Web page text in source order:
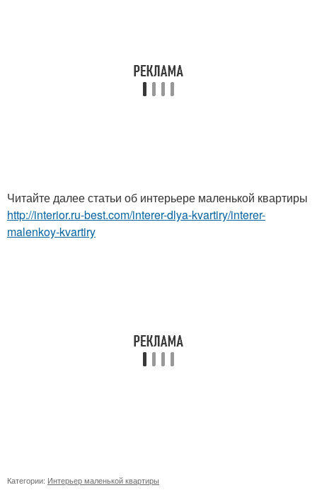
Читайте далее статьи об интерьере маленькой квартиры
http://interior.ru-best.com/interer-dlya-kvartiry/interer-
malenkoy-kvartiry
Категории: Интерьер маленькой квартиры